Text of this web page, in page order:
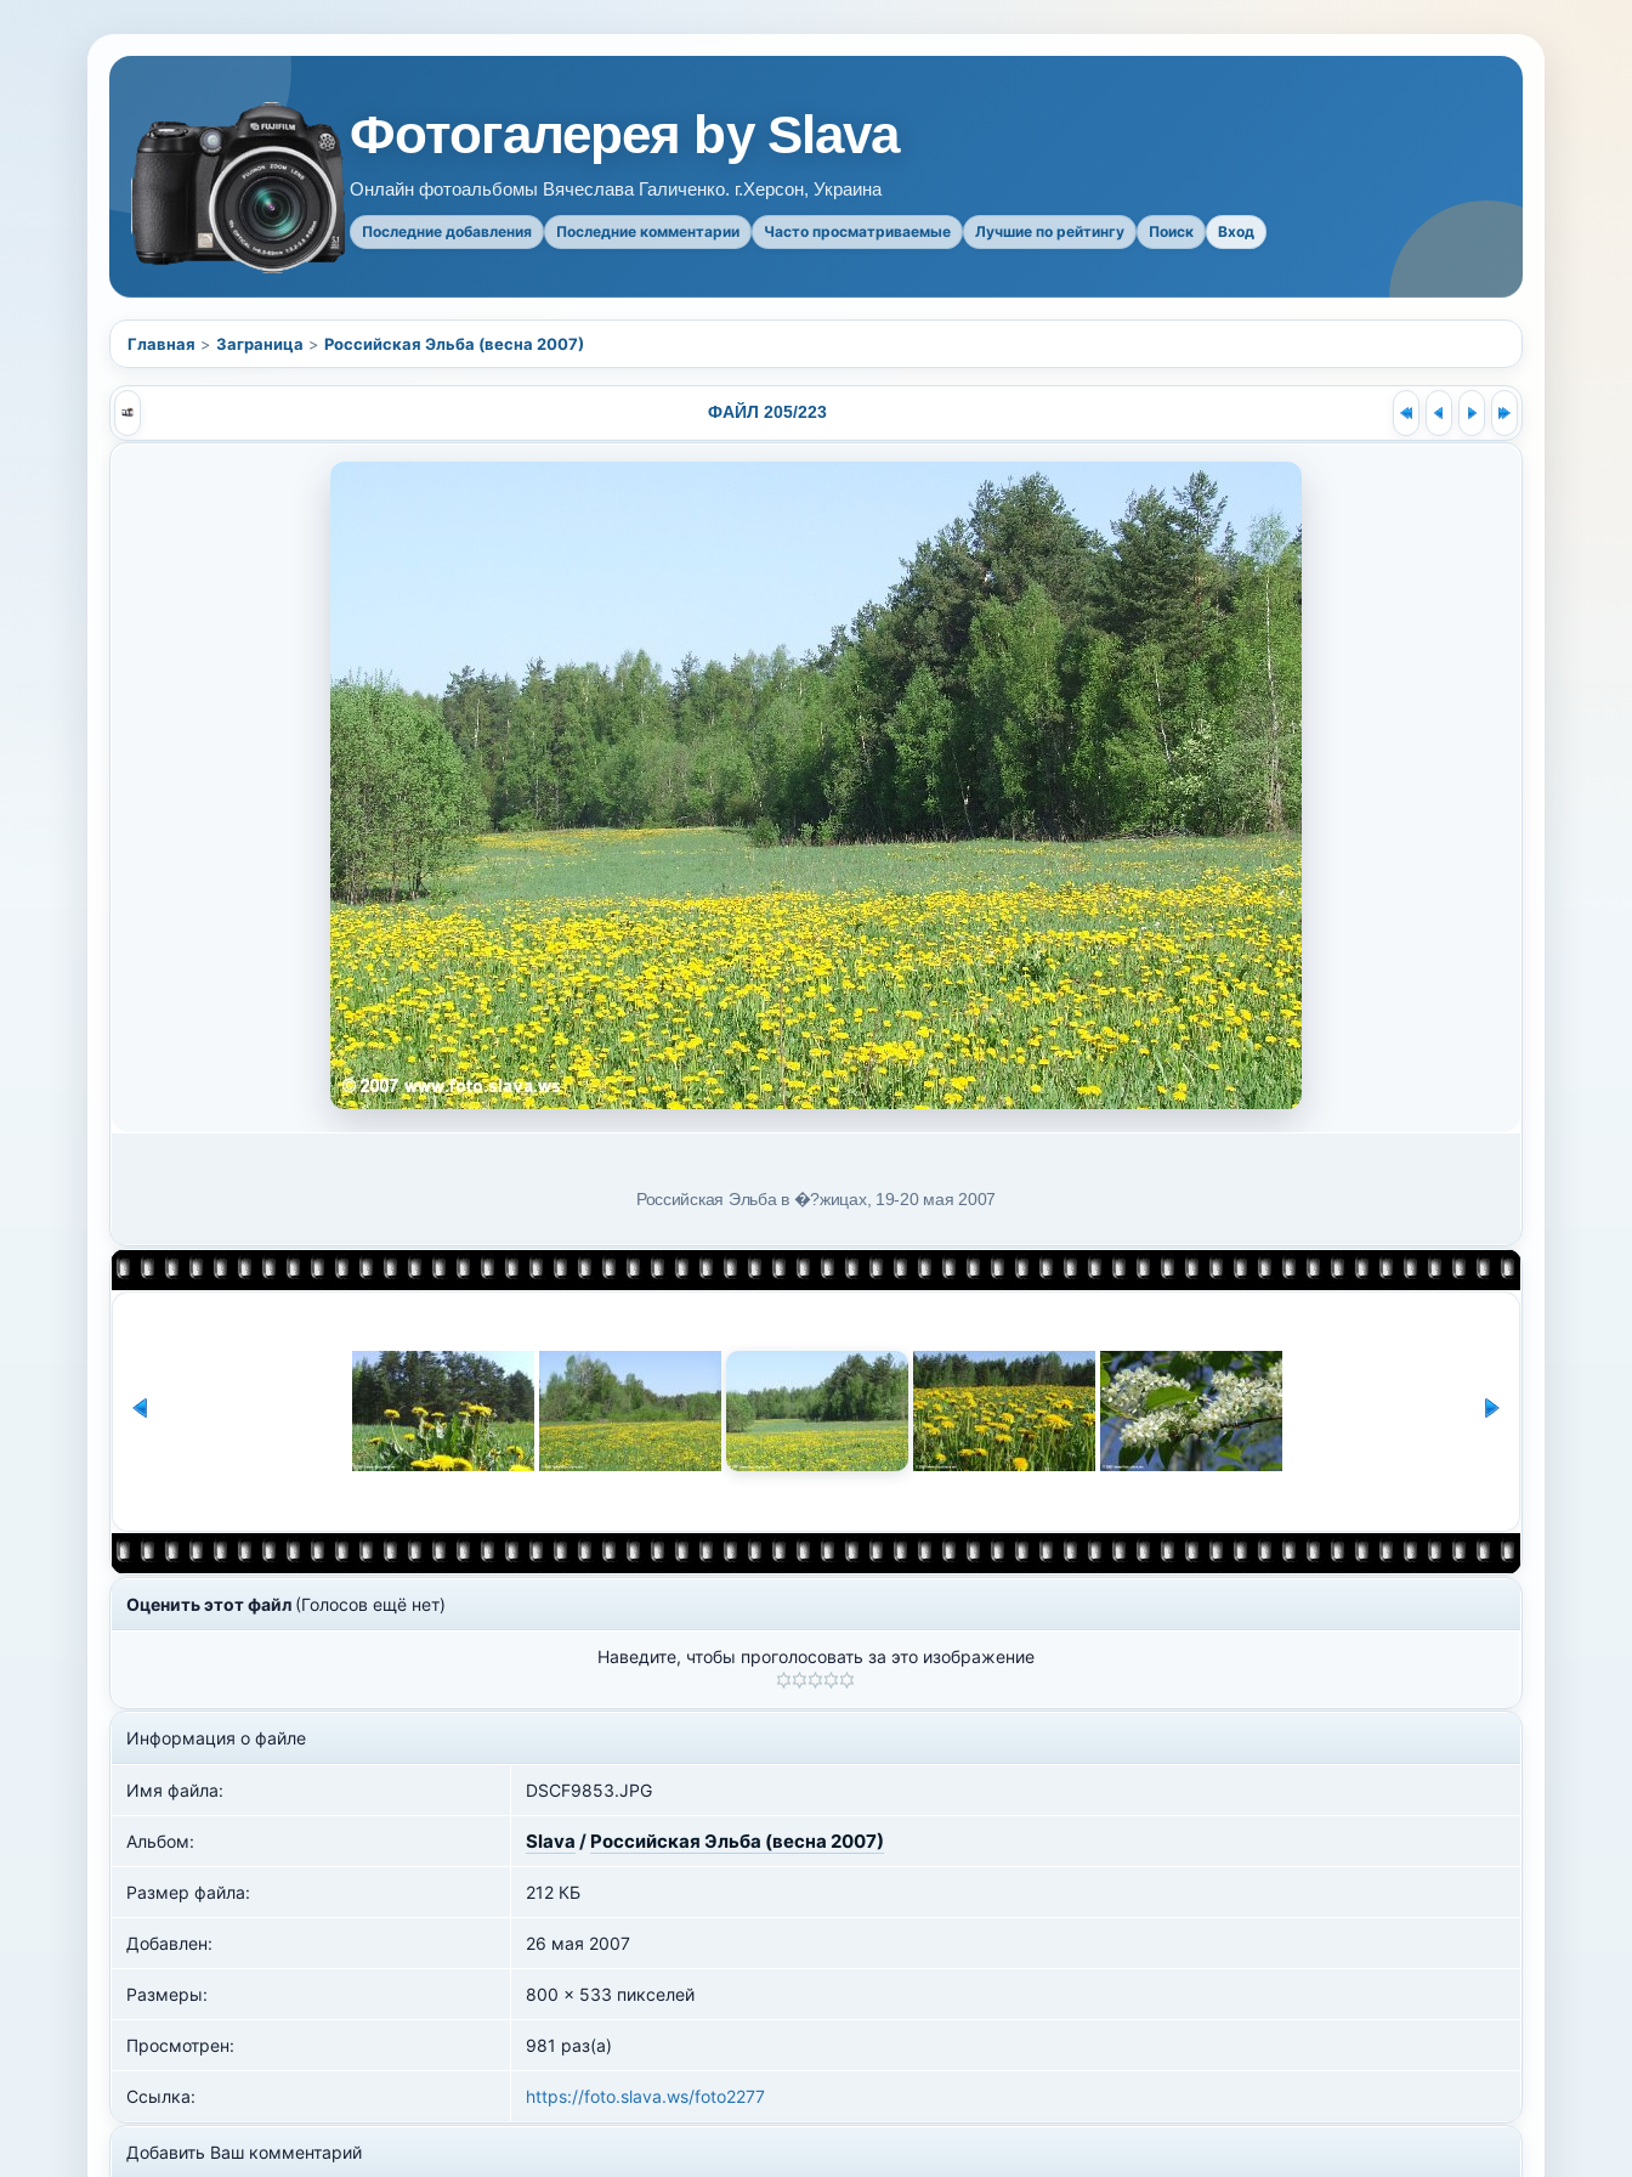
Фотогалерея by Slava
Онлайн фотоальбомы Вячеслава Галиченко. г.Херсон, Украина
Последние добавления Последние комментарии Часто просматриваемые Лучшие по рейтингу Поиск Вход
Главная > Заграница > Российская Эльба (весна 2007)
ФАЙЛ 205/223
Российская Эльба в �?жицах, 19-20 мая 2007
Оценить этот файл (Голосов ещё нет)
Наведите, чтобы проголосовать за это изображение
Информация о файле
Имя файла: DSCF9853.JPG
Альбом: Slava / Российская Эльба (весна 2007)
Размер файла: 212 КБ
Добавлен: 26 мая 2007
Размеры: 800 x 533 пикселей
Просмотрен: 981 раз(а)
Ссылка: https://foto.slava.ws/foto2277
Добавить Ваш комментарий